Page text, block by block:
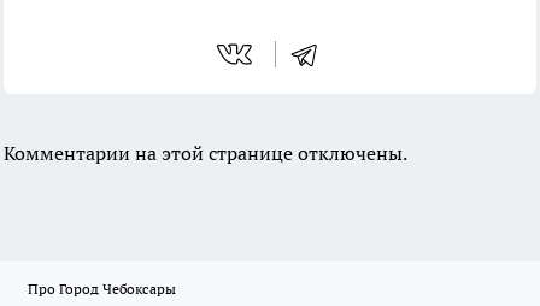
Комментарии на этой странице отключены.
Про Город Чебоксары